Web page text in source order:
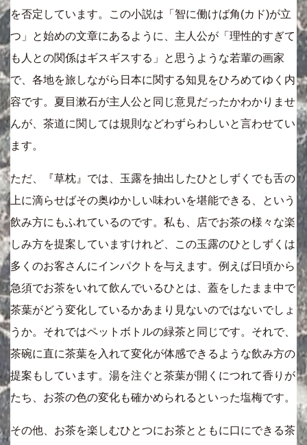
を否定しています。この小説は「智に働けば角(カド)が立
つ」と始めの文章にあるように、主人公が「理性的すぎて
も人との関係はギスギスする」と思うような若輩の画家
で、各地を旅しながら日本に関する知見をひろめてゆく内
容です。夏目漱石が主人公と同じ意見だったかわかりませ
んが、茶道に関しては規則などわずらわしいと言わせてい
ます。
ただ、『草枕』では、玉露を抽出したひとしずくでも舌の
上に滴らせばその奥ゆかしい味わいを堪能できる、という
飲み方にもふれているのです。私も、店でお茶の様々な楽
しみ方を提案していますけれど、この玉露のひとしずくは
多くのお客さんにインパクトを与えます。例えば日頃から
急須でお茶をいれて飲んでいるひとは、蓋をしたまま中で
茶葉がどう変化しているかあまり見ないのではないでしょ
うか。それではペットボトルの緑茶と同じです。それで、
茶碗に直に茶葉を入れて変化が体感できるような飲み方の
提案もしています。湯を注ぐと茶葉が開くにつれて香りが
たち、お茶の色の変化も確かめられるといった塩梅です。
その他、お茶を楽しむひとつにお茶とともに口にできる茶